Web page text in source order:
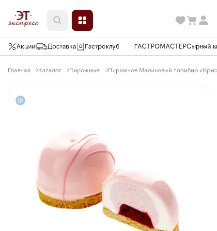
Акции Доставка Гастроклуб ГАСТРОМАСТЕРСырный
Главная Каталог Пирожные Пирожное Малиновый пломбир